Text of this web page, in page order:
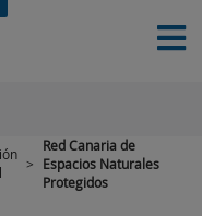
NOTICIAS
>
Red Canaria de
Espacios Naturales
Protegidos